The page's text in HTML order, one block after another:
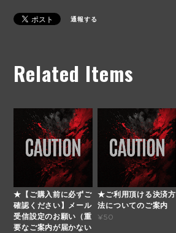
通報する
Related Items
★【ご購入前に必ずご
確認ください】メール
受信設定のお願い（重
要なご案内が届かない
★ご利用頂ける決済方
法についてのご案内
¥50